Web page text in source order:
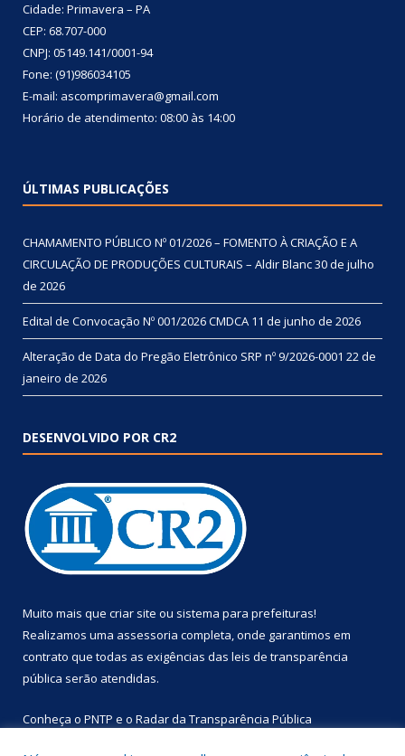
Cidade: Primavera – PA
CEP: 68.707-000
CNPJ: 05149.141/0001-94
Fone: (91)986034105
E-mail: ascomprimavera@gmail.com
Horário de atendimento: 08:00 às 14:00
ÚLTIMAS PUBLICAÇÕES
CHAMAMENTO PÚBLICO Nº 01/2026 – FOMENTO À CRIAÇÃO E A
CIRCULAÇÃO DE PRODUÇÕES CULTURAIS – Aldir Blanc30 de julho
de 2026
Edital de Convocação Nº 001/2026 CMDCA 11 de junho de 2026
Alteração de Data do Pregão Eletrônico SRP nº 9/2026-0001 22 de
janeiro de 2026
DESENVOLVIDO POR CR2
Muito mais que criar site ou sistema para prefeituras!
Realizamos uma assessoria completa, onde garantimos em
contrato que todas as exigências das leis de transparência
pública serão atendidas.
Conheça o PNTP e o Radar da Transparência Pública